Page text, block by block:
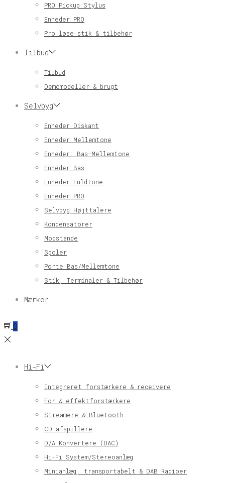
PRO Pickup Stylus
Enheder PRO
Pro løse stik & tilbehør
Tilbud
Tilbud
Demomodeller & brugt
Selvbyg
Enheder Diskant
Enheder Mellemtone
Enheder: Bas-Mellemtone
Enheder Bas
Enheder Fuldtone
Enheder PRO
Selvbyg Højttalere
Kondensatorer
Modstande
Spoler
Porte Bas/Mellemtone
Stik, Terminaler & Tilbehør
Mærker
0
Hi-Fi
Integreret forstærkere & receivere
For & effektforstærkere
Streamere & Bluetooth
CD afspillere
D/A Konvertere (DAC)
Hi-Fi System/Stereoanlæg
Minianlæg, transportabelt & DAB Radioer